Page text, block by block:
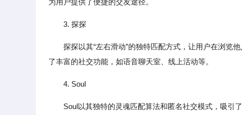
为用户提供了便捷的交友途径。
3. 探探
探探以其“左右滑动”的独特匹配方式，让用户在浏览
了丰富的社交功能，如语音聊天室、线上活动等。
4. Soul
Soul以其独特的灵魂匹配算法和匿名社交模式，吸引